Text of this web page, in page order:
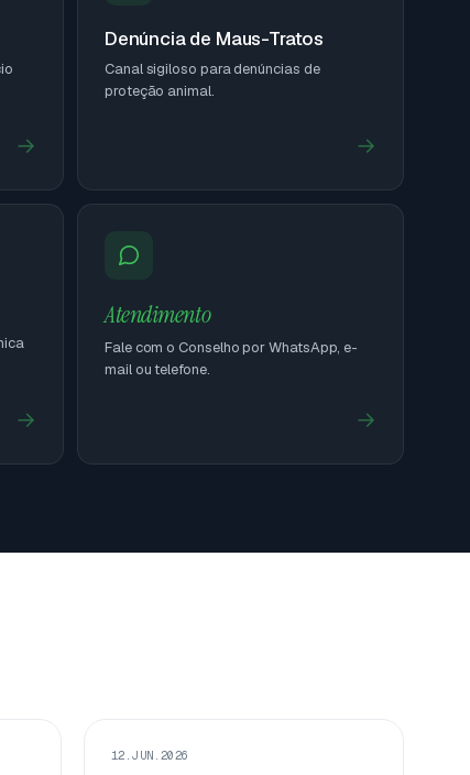
→
Denúncia de Maus-Tratos
Canal sigiloso para denúncias de
proteção animal.
→
→
Atendimento
Fale com o Conselho por WhatsApp, e-
mail ou telefone.
→
DESTAQUE
12.JUN.2026